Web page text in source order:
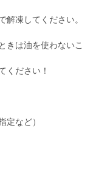
解凍してください。
きは油を使わないこ
ください！
定など）